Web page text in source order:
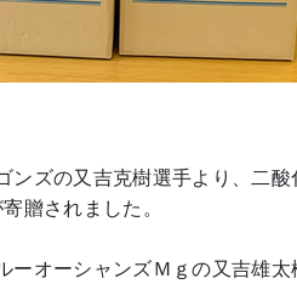
ズの又吉克樹選手より、二
贈されました。
ーオーシャンズＭｇの又吉雄